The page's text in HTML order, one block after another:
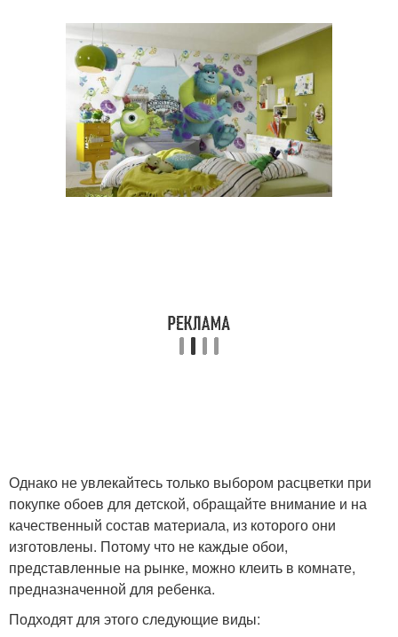
Однако не увлекайтесь только выбором расцветки при
покупке обоев для детской, обращайте внимание и на
качественный состав материала, из которого они
изготовлены. Потому что не каждые обои,
представленные на рынке, можно клеить в комнате,
предназначенной для ребенка.
Подходят для этого следующие виды: